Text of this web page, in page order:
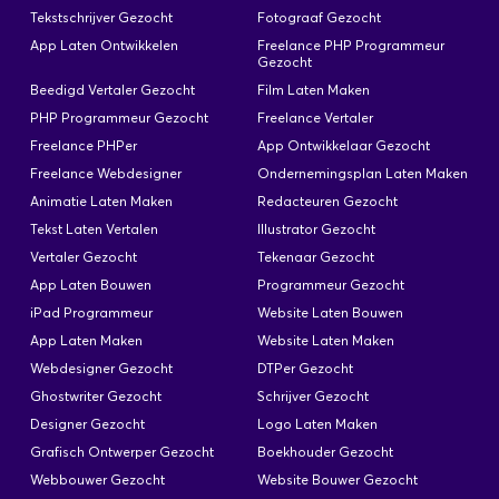
steeds op vrijdag en zaterdag uw taken zijn: -
panklare bereidingen maken - brochette maken -
toonbank op punt houden - koude buffetten en
tapasschotels maken
Huishoudhulp - Gent - Parking
beschikbaar
Huishoudhulp gezocht — Gent (nabij UZ Gent)
Voor ons gezin (2 jonge kinderen, 2 katten)
zoeken we iemand die elke ochtend van
maandag t/m vrijdag om 6:00 start — 2u/dag,
10u/week. Wat verwachten we? Dagelijks de
benedenverdieping opruimen & schoonmaken 2×
per week koken (aan de hand van recepten) Was,
Tekstschrijver Gezocht
Fotograaf Gezocht
App Laten Ontwikkelen
Freelance PHP Programmeur
Gezocht
Beedigd Vertaler Gezocht
Film Laten Maken
PHP Programmeur Gezocht
Freelance Vertaler
Freelance PHPer
App Ontwikkelaar Gezocht
Freelance Webdesigner
Ondernemingsplan Laten Maken
Animatie Laten Maken
Redacteuren Gezocht
Tekst Laten Vertalen
Illustrator Gezocht
Vertaler Gezocht
Tekenaar Gezocht
App Laten Bouwen
Programmeur Gezocht
iPad Programmeur
Website Laten Bouwen
App Laten Maken
Website Laten Maken
Webdesigner Gezocht
DTPer Gezocht
Ghostwriter Gezocht
Schrijver Gezocht
Designer Gezocht
Logo Laten Maken
Grafisch Ontwerper Gezocht
Boekhouder Gezocht
Webbouwer Gezocht
Website Bouwer Gezocht